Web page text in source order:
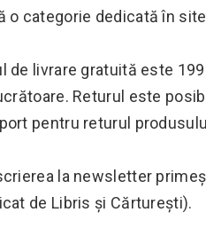
o categorie dedicată în
de livrare gratuită este
Returul este
pentru returul
la newsletter
de Libris și Cărturești).